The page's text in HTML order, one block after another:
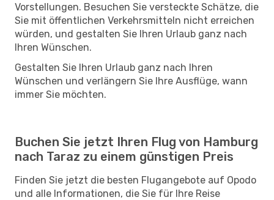
Vorstellungen. Besuchen Sie versteckte Schätze, die
Sie mit öffentlichen Verkehrsmitteln nicht erreichen
würden, und gestalten Sie Ihren Urlaub ganz nach
Ihren Wünschen.
Gestalten Sie Ihren Urlaub ganz nach Ihren
Wünschen und verlängern Sie Ihre Ausflüge, wann
immer Sie möchten.
Buchen Sie jetzt Ihren Flug von Hamburg
nach Taraz zu einem günstigen Preis
Finden Sie jetzt die besten Flugangebote auf Opodo
und alle Informationen, die Sie für Ihre Reise